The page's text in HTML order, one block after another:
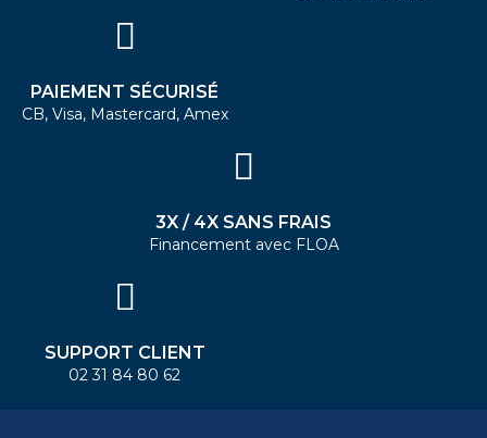
PAIEMENT SÉCURISÉ
CB, Visa, Mastercard, Amex
3X / 4X SANS FRAIS
Financement avec FLOA
SUPPORT CLIENT
02 31 84 80 62